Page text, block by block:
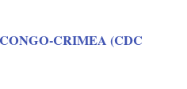
CRIMEA (CDC